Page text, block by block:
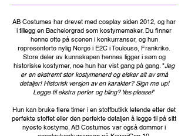
AB Costumes har drevet med cosplay siden 2012, og har
i tillegg en Bachelorgrad som kostymemaker. Du finner
henne ofte på scenen i konkurranser, og hun
representerte nylig Norge i E2C i Toulouse, Frankrike.
Store deler av kunnskapen hennes ligger i søm og
historiske kostymer, noe hun har vist gang på gang. "Jeg
er en ekstremt stor kostymenerd og elsker alt av små
detaljer! Historisk versjon av en karakter? Sign me up!
Legge til ekstra perler og bling? Yes please!"
Hun kan bruke flere timer i en stoffbutikk letende etter det
perfekte stoffet eller den perfekte detaljen å legge til på sitt
nyeste kostyme. AB Costumes var også dommer i